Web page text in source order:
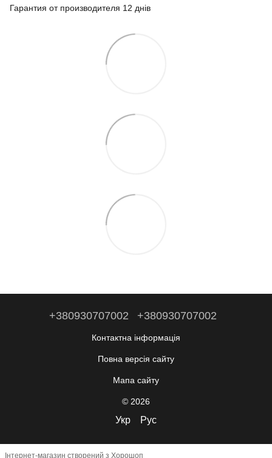
Гарантия от производителя 12 днів
+380930707002 +380930707002
Контактна інформація
Повна версія сайту
Мапа сайту
© 2026
Укр Рус
Інтернет-магазин створений з Хорошоп